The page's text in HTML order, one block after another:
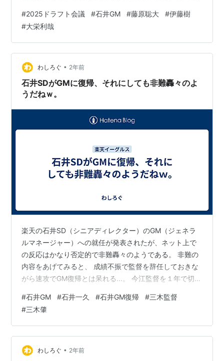
いない印象なので、2025ドラ戦士たちも楽しみにしてい
いと思っている。ちなみに石井GMが楽天に来たのが
2018年、それ以降にドラフトで獲った選手の主なところ
は次のとおり。2018年：辰己、太田、小郷、渡邊佳明、
鈴木ソラ 2019年：小深田、黒川、武藤、瀧中 2020年：
早川、藤井、入江、内 …
#2025ドラフト会議 #石井GM #藤原聡大 #伊藤樹
#大栄利哉
わしろぐ • 2年前
石井SDがGMに復帰、それにしても非難轟々のよ
うだねｗ。
楽天の石井SD（シニアディレクター）のGM（ジェネラ
ルマネージャー）への就任が発表されたが、ネット上で
の反応はかなり否定的で非難轟々のようである。 非難の
内容をあげてみると、 成績不振で監督を辞任しておきな
がら速攻でGM復帰とは呆れる...。 今江監督を１年で切っ
分はGM復帰かよ...。 ３位はBクラスと言った本人は４位
でも監督複数年、GM復帰...。 オーナーに気に入られる才
能だけはある。 安楽問題を今江監督に押し付けて、１年
経ったらその今江を切って自分は復帰とは...。 と、ま
あ、そうとれなくもない指摘ではあるが、どれも意地の
#石井GM #石井一久 #石井GM復帰 #三木監督
#三木肇
わしろぐ • 2年前